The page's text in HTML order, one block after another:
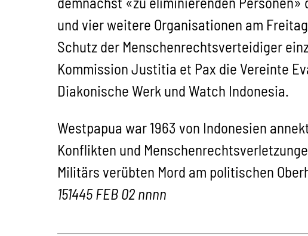
und vier weitere Organisationen am
Schutz der Menschenrechtsverteidiger
Kommission Justitia et Pax die Vereinte
Diakonische Werk und Watch Indonesia.
Westpapua war 1963 von Indonesien
Konflikten und
Militärs verübten Mord am politischen
151445 FEB 02 nnnn